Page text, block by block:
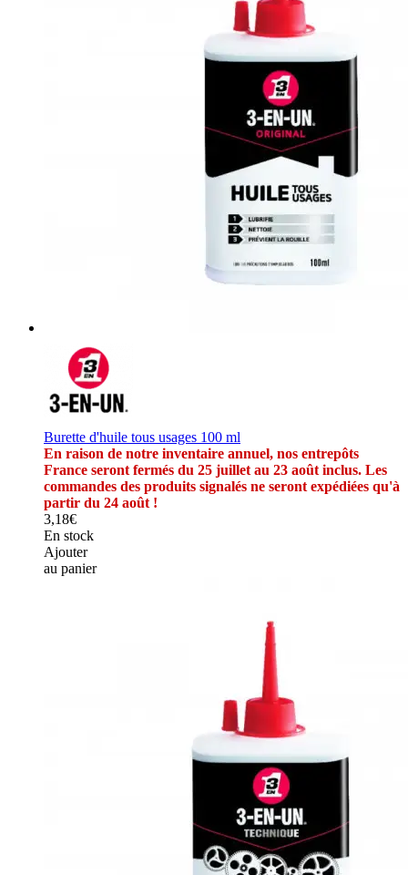
Burette d'huile tous usages 100 ml
En raison de notre inventaire annuel, nos entrepôts
France seront fermés du 25 juillet au 23 août inclus. Les
commandes des produits signalés ne seront expédiées qu'à
partir du 24 août !
3,18€
En stock
Ajouter
au panier